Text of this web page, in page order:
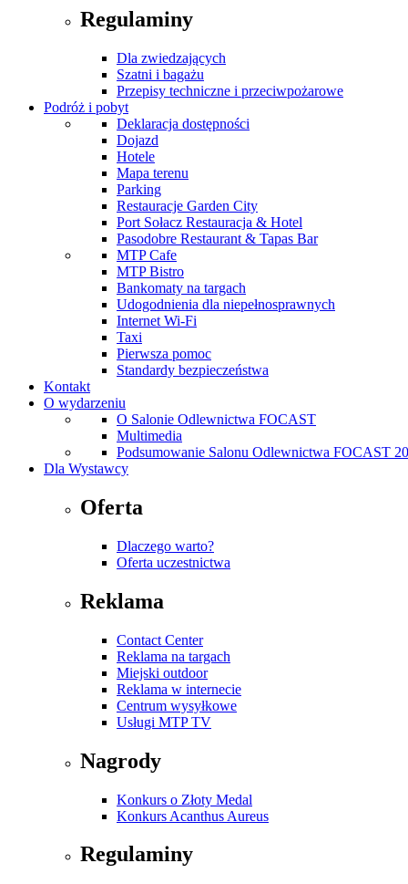
Regulaminy
Dla zwiedzających
Szatni i bagażu
Przepisy techniczne i przeciwpożarowe
Podróż i pobyt
Deklaracja dostępności
Dojazd
Hotele
Mapa terenu
Parking
Restauracje Garden City
Port Sołacz Restauracja & Hotel
Pasodobre Restaurant & Tapas Bar
MTP Cafe
MTP Bistro
Bankomaty na targach
Udogodnienia dla niepełnosprawnych
Internet Wi-Fi
Taxi
Pierwsza pomoc
Standardy bezpieczeństwa
Kontakt
O wydarzeniu
O Salonie Odlewnictwa FOCAST
Multimedia
Podsumowanie Salonu Odlewnictwa FOCAST
Dla Wystawcy
Oferta
Dlaczego warto?
Oferta uczestnictwa
Reklama
Contact Center
Reklama na targach
Miejski outdoor
Reklama w internecie
Centrum wysyłkowe
Usługi MTP TV
Nagrody
Konkurs o Złoty Medal
Konkurs Acanthus Aureus
Regulaminy